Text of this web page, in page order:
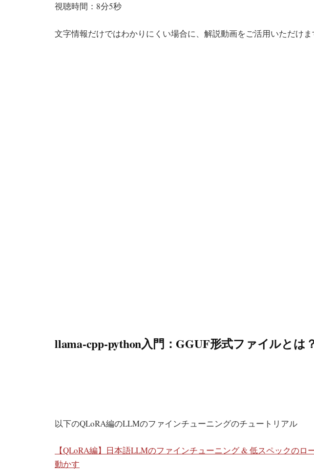
視聴時間：8分5秒
文字情報だけではわかりにくい場合に、解説動画をご活用いただけま
llama-cpp-python入門：GGUF形式ファイルとは
以下のQLoRA編のLLMのファインチューニングのチュートリアル
【QLoRA編】日本語LLMのファインチューニング & 低スペックのロ
動かす